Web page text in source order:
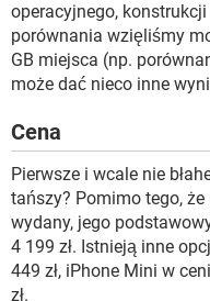
operacyjnego,
porównania wzięliśmy
GB miejsca (np.
może dać nieco inne
Cena
Pierwsze i wcale nie
tańszy? Pomimo tego,
wydany, jego
4 199 zł. Istnieją inne
449 zł, iPhone Mini w
zł.